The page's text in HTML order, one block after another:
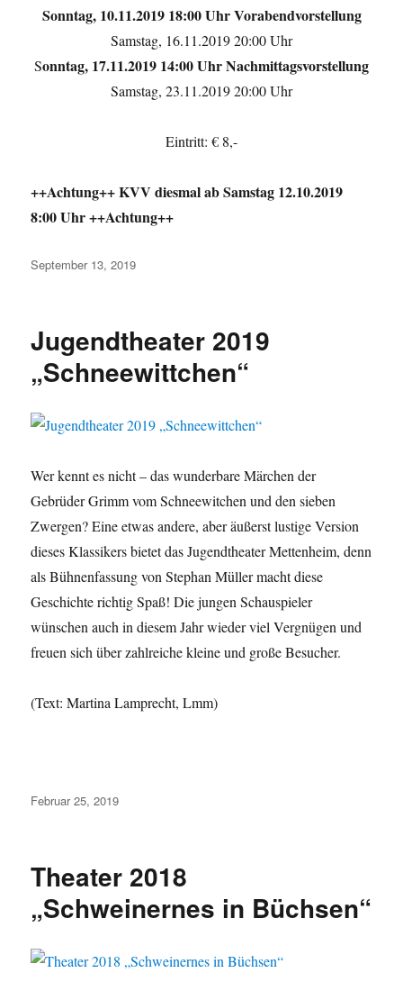
Sonntag, 10.11.2019 18:00 Uhr Vorabendvorstellung
Samstag, 16.11.2019 20:00 Uhr
Sonntag, 17.11.2019 14:00 Uhr Nachmittagsvorstellung
Samstag, 23.11.2019 20:00 Uhr
Eintritt: € 8,-
++Achtung++ KVV diesmal ab Samstag 12.10.2019
8:00 Uhr ++Achtung++
Veröffentlicht
September 13, 2019
Jugendtheater 2019
„Schneewittchen“
Wer kennt es nicht – das wunderbare Märchen der
Gebrüder Grimm vom Schneewitchen und den sieben
Zwergen? Eine etwas andere, aber äußerst lustige Version
dieses Klassikers bietet das Jugendtheater Mettenheim, denn
als Bühnenfassung von Stephan Müller macht diese
Geschichte richtig Spaß! Die jungen Schauspieler
wünschen auch in diesem Jahr wieder viel Vergnügen und
freuen sich über zahlreiche kleine und große Besucher.
(Text: Martina Lamprecht, Lmm)
Veröffentlicht
Februar 25, 2019
Theater 2018
„Schweinernes in Büchsen“